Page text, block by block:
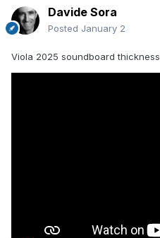
Davide Sora
Posted January 2
Viola 2025 soundboard